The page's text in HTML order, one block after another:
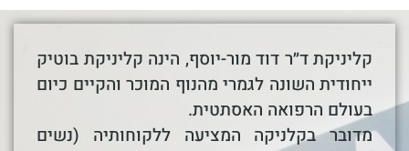
קליניקת ד״ר דוד מור-יוסף, הינה קליניקת בוטיק
ייחודית השונה לגמרי מהנוף המוכר והקיים כיום
בעולם הרפואה האסתטית.
מדובר בקלניקה המציעה ללקוחותיה (נשים